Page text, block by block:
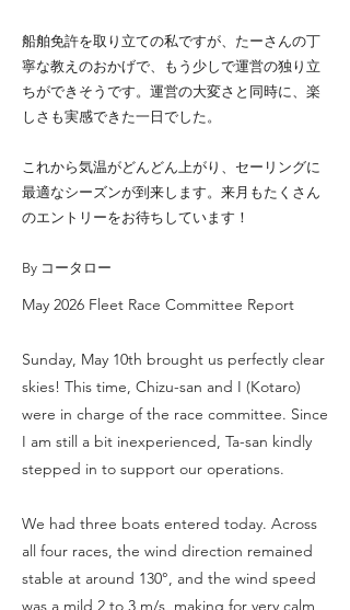
船舶免許を取り立ての私ですが、たーさんの丁
寧な教えのおかげで、もう少しで運営の独り立
ちができそうです。運営の大変さと同時に、楽
しさも実感できた一日でした。
これから気温がどんどん上がり、セーリングに
最適なシーズンが到来します。来月もたくさん
のエントリーをお待ちしています！
By コータロー
May 2026 Fleet Race Committee Report
Sunday, May 10th brought us perfectly clear
skies! This time, Chizu-san and I (Kotaro)
were in charge of the race committee. Since
I am still a bit inexperienced, Ta-san kindly
stepped in to support our operations.
We had three boats entered today. Across
all four races, the wind direction remained
stable at around 130°, and the wind speed
was a mild 2 to 3 m/s, making for very calm